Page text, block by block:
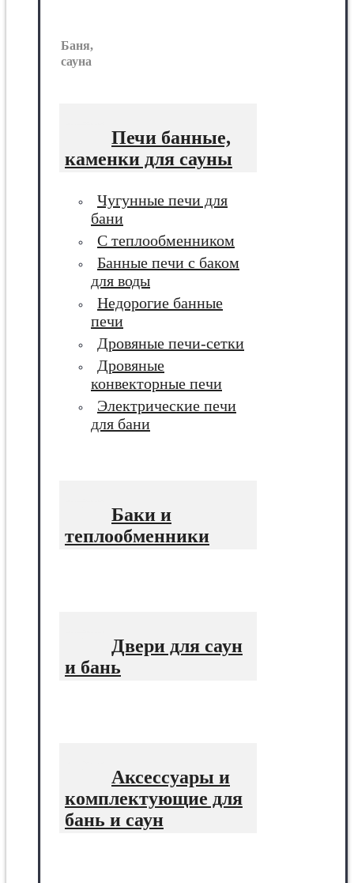
Баня,
сауна
Печи банные,
каменки для сауны
Чугунные печи для
бани
С теплообменником
Банные печи с баком
для воды
Недорогие банные
печи
Дровяные печи-сетки
Дровяные
конвекторные печи
Электрические печи
для бани
Баки и
теплообменники
Двери для саун
и бань
Аксессуары и
комплектующие для
бань и саун